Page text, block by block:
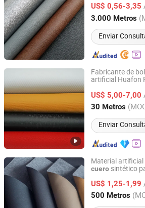
US$ 0,56-3,35
3.000 Metros
Enviar
Guangdong, China Desde
Fabricante de
artificial Huafon
US$ 5,00-7,00
30 Metros
Enviar
Huafon Microfibre (Shanghai) Co., Ltd.
Shanghai, China Desde
Material
cuerosintético
US$ 1,25-1,99
500 Metros
Ningbo Bridge Synthetic Leather Co.,
Zhejiang, China Desde